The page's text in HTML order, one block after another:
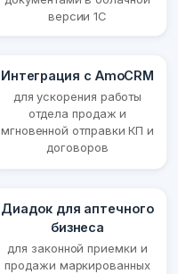
версии 1С
Интеграция с AmoCRM
для ускорения работы
отдела продаж и
мгновенной отправки КП и
договоров
Диадок для аптечного
бизнеса
для законной приемки и
продажи маркированных